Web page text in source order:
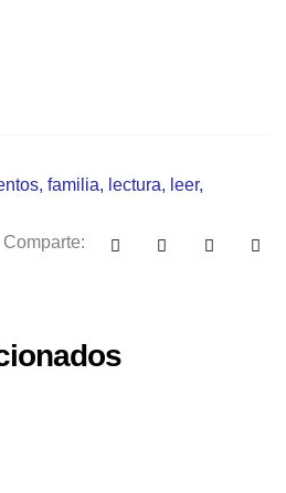
, familia, lectura, leer,
Comparte: